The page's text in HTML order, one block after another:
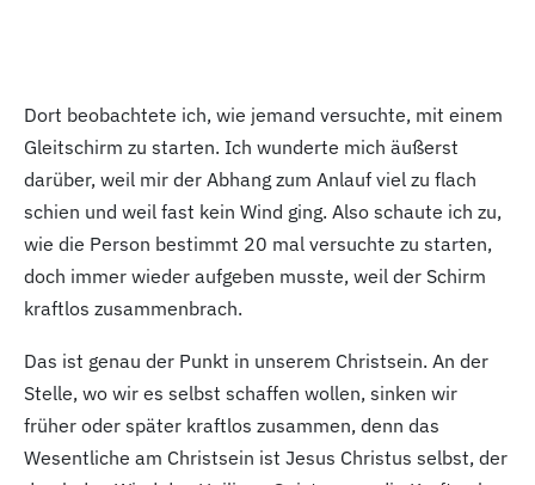
Dort beobachtete ich, wie jemand versuchte, mit einem
Gleitschirm zu starten. Ich wunderte mich äußerst
darüber, weil mir der Abhang zum Anlauf viel zu flach
schien und weil fast kein Wind ging. Also schaute ich zu,
wie die Person bestimmt 20 mal versuchte zu starten,
doch immer wieder aufgeben musste, weil der Schirm
kraftlos zusammenbrach.
Das ist genau der Punkt in unserem Christsein. An der
Stelle, wo wir es selbst schaffen wollen, sinken wir
früher oder später kraftlos zusammen, denn das
Wesentliche am Christsein ist Jesus Christus selbst, der